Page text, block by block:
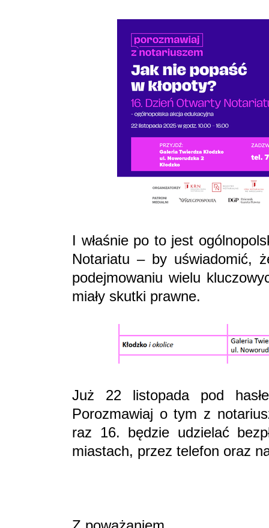
I właśnie po to jest
Notariatu – by uświadomić,
podejmowaniu wielu
miały skutki prawne.
Już 22 listopada pod
Porozmawiaj o tym z
raz 16. będzie udzielać
miastach, przez telefon oraz